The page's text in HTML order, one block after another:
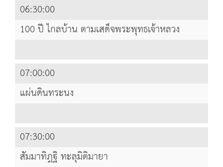
06:30:00
100 ปี ไกลบ้าน ตามเสด็จพระพุทธเจ้าหลวง
07:00:00
แผ่นดินทระนง
07:30:00
สัมมาทิฎฐิ ทะลุมิติมายา